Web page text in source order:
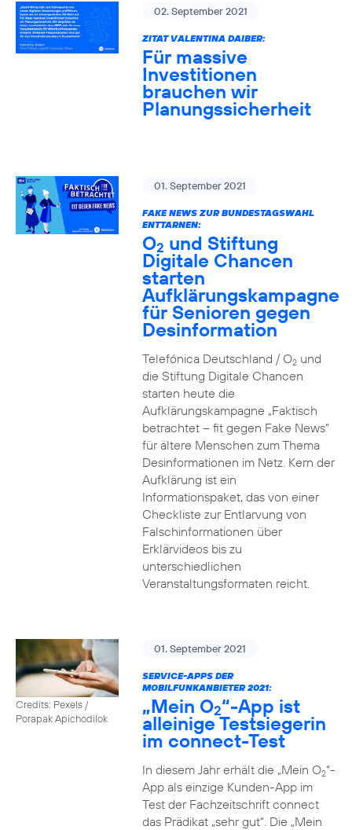
02. September 2021
ZITAT VALENTINA DAIBER:
Für massive
Investitionen
brauchen wir
Planungssicherheit
01. September 2021
FAKE NEWS ZUR BUNDESTAGSWAHL
ENTTARNEN:
O2 und Stiftung
Digitale Chancen
starten
Aufklärungskampagne
für Senioren gegen
Desinformation
Telefónica Deutschland / O2und
die Stiftung Digitale Chancen
starten heute die
Aufklärungskampagne „Faktisch
betrachtet – fit gegen Fake News“
für ältere Menschen zum Thema
Desinformationen im Netz. Kern der
Aufklärung ist ein
Informationspaket, das von einer
Checkliste zur Entlarvung von
Falschinformationen über
Erklärvideos bis zu
unterschiedlichen
Veranstaltungsformaten reicht.
Credits: Pexels /
Porapak Apichodilok
01. September 2021
SERVICE-APPS DER
MOBILFUNKANBIETER 2021:
„Mein O2“-App ist
alleinige Testsiegerin
im connect-Test
In diesem Jahr erhält die „Mein O2“-
App als einzige Kunden-App im
Test der Fachzeitschrift connect
das Prädikat „sehr gut“. Die „Mein